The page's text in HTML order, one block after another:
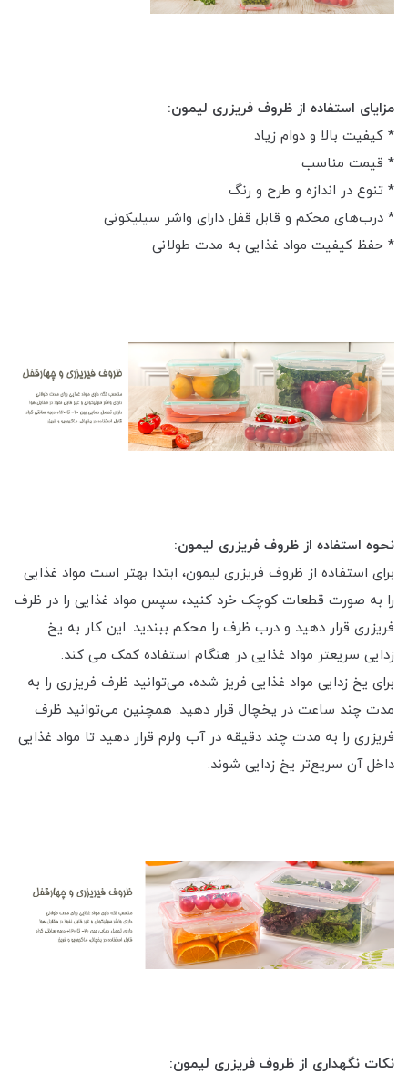
مزایای استفاده از ظروف فریزری لیمون:
* کیفیت بالا و دوام زیاد
* قیمت مناسب
* تنوع در اندازه و طرح و رنگ
* درب‌های محکم و قابل قفل دارای واشر سیلیکونی
* حفظ کیفیت مواد غذایی به مدت طولانی
نحوه استفاده از ظروف فریزری لیمون:
برای استفاده از ظروف فریزری لیمون، ابتدا بهتر است مواد غذایی
را به صورت قطعات کوچک خرد کنید، سپس مواد غذایی را در ظرف
فریزری قرار دهید و درب ظرف را محکم ببندید. این کار به یخ
زدایی سریعتر مواد غذایی در هنگام استفاده کمک می کند.
برای یخ زدایی مواد غذایی فریز شده، می‌توانید ظرف فریزری را به
مدت چند ساعت در یخچال قرار دهید. همچنین می‌توانید ظرف
فریزری را به مدت چند دقیقه در آب ولرم قرار دهید تا مواد غذایی
داخل آن سریع‌تر یخ زدایی شوند.
نکات نگهداری از ظروف فریزری لیمون: